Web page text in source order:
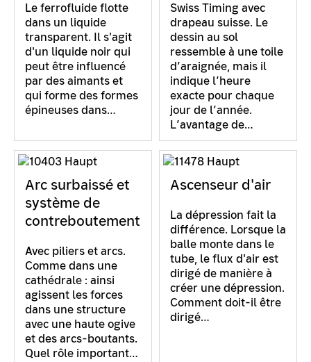
Le ferrofluide flotte
dans un liquide
transparent. Il s'agit
d'un liquide noir qui
peut être influencé
par des aimants et
qui forme des formes
épineuses dans…
Swiss Timing avec
drapeau suisse. Le
dessin au sol
ressemble à une toile
d’araignée, mais il
indique l’heure
exacte pour chaque
jour de l’année.
L’avantage de…
Arc surbaissé et
système de
contreboutement
Avec piliers et arcs.
Comme dans une
cathédrale : ainsi
agissent les forces
dans une structure
avec une haute ogive
et des arcs-boutants.
Quel rôle important…
Ascenseur d'air
La dépression fait la
différence. Lorsque la
balle monte dans le
tube, le flux d'air est
dirigé de manière à
créer une dépression.
Comment doit-il être
dirigé…